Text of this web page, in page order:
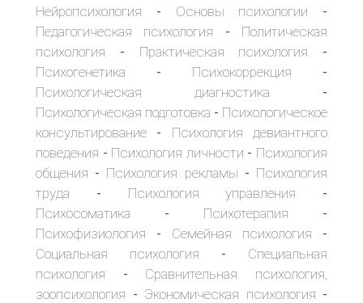
Нейропсихология - Основы психологии -
Педагогическая психология - Политическая
психология - Практическая психология -
Психогенетика - Психокоррекция -
Психологическая диагностика -
Психологическая подготовка - Психологическое
консультирование - Психология девиантного
поведения - Психология личности - Психология
общения - Психология рекламы - Психология
труда - Психология управления -
Психосоматика - Психотерапия -
Психофизиология - Семейная психология -
Социальная психология - Специальная
психология - Сравнительная психология,
зоопсихология - Экономическая психология -